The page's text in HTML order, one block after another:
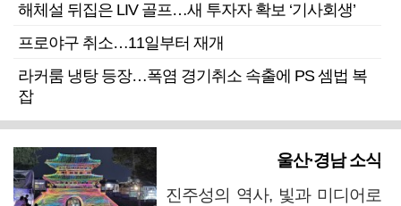
해체설 뒤집은 LIV 골프…새 투자자 확보 ‘기사회생’
프로야구 취소…11일부터 재개
라커룸 냉탕 등장…폭염 경기취소 속출에 PS 셈법 복
잡
울산·경남 소식
진주성의 역사, 빛과 미디어로